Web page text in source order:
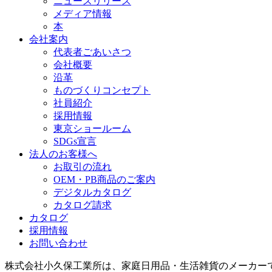
メディア情報
本
会社案内
代表者ごあいさつ
会社概要
沿革
ものづくりコンセプト
社員紹介
採用情報
東京ショールーム
SDGs宣言
法人のお客様へ
お取引の流れ
OEM・PB商品のご案内
デジタルカタログ
カタログ請求
カタログ
採用情報
お問い合わせ
株式会社小久保工業所は、家庭日用品・生活雑貨のメーカー